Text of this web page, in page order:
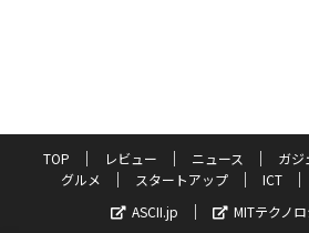
TOP レビュー ニュース ガジ
グルメ
スタートアップ ICT
ASCII.jp
MITテクノ